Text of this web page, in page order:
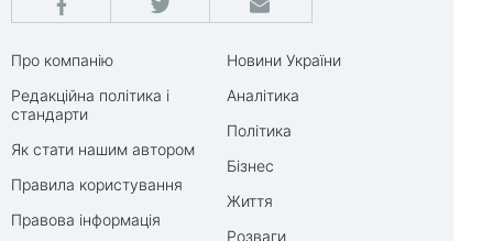
Про компанію
Редакційна політика і
стандарти
Як стати нашим автором
Правила користування
Правова інформація
Новини України
Аналітика
Політика
Бізнес
Життя
Розваги